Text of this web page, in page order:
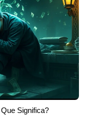
Significa?